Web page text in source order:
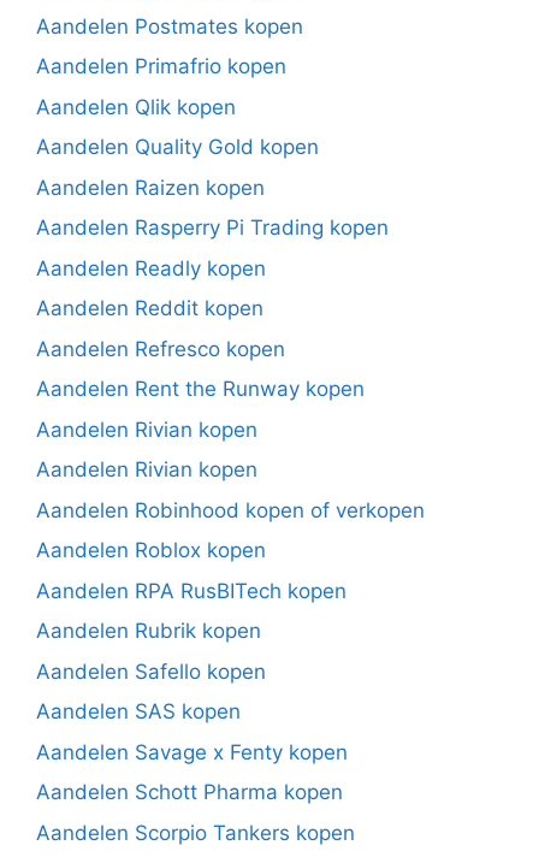
Aandelen Postmates kopen
Aandelen Primafrio kopen
Aandelen Qlik kopen
Aandelen Quality Gold kopen
Aandelen Raizen kopen
Aandelen Rasperry Pi Trading kopen
Aandelen Readly kopen
Aandelen Reddit kopen
Aandelen Refresco kopen
Aandelen Rent the Runway kopen
Aandelen Rivian kopen
Aandelen Rivian kopen
Aandelen Robinhood kopen of verkopen
Aandelen Roblox kopen
Aandelen RPA RusBITech kopen
Aandelen Rubrik kopen
Aandelen Safello kopen
Aandelen SAS kopen
Aandelen Savage x Fenty kopen
Aandelen Schott Pharma kopen
Aandelen Scorpio Tankers kopen